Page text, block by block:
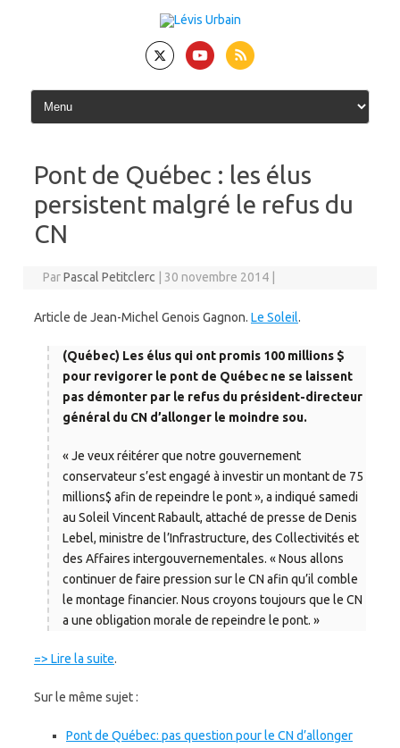
Pont de Québec : les élus
persistent malgré le refus du
CN
ParPascal Petitclerc 30 novembre 2014
Article de Jean-Michel Genois Gagnon. Le Soleil.
(Québec) Les élus qui ont promis 100 millions $
pour revigorer le pont de Québec ne se laissent
pas démonter par le refus du président-directeur
général du CN d’allonger le moindre sou.
« Je veux réitérer que notre gouvernement
conservateur s’est engagé à investir un montant de 75
millions$ afin de repeindre le pont », a indiqué samedi
au Soleil Vincent Rabault, attaché de presse de Denis
Lebel, ministre de l’Infrastructure, des Collectivités et
des Affaires intergouvernementales. « Nous allons
continuer de faire pression sur le CN afin qu’il comble
le montage financier. Nous croyons toujours que le CN
a une obligation morale de repeindre le pont. »
=> Lire la suite.
Sur le même sujet :
Pont de Québec: pas question pour le CN d’allonger